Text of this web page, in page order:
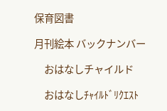
保育図書
月刊絵本 バックナンバー
おはなしチャイルド
おはなしﾁｬｲﾙﾄﾞﾘｸｴｽﾄ